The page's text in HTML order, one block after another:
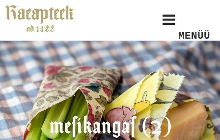
MENÜÜ
mesikangas (2)